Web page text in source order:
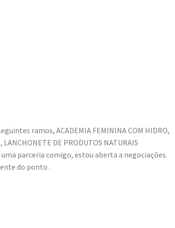
LANCHONETE DE PRODUTOS NATURAIS
parceria comigo, estou aberta a negociações.
do ponto .